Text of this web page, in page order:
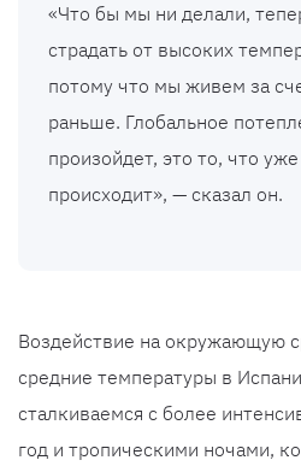
«Что бы мы ни делали,
страдать от высоких
потому что мы живем за
раньше. Глобальное
произойдет, это то, что
происходит», — сказал он.
Воздействие на окружающую
средние температуры в
сталкиваемся с более
год и тропическими ночами,